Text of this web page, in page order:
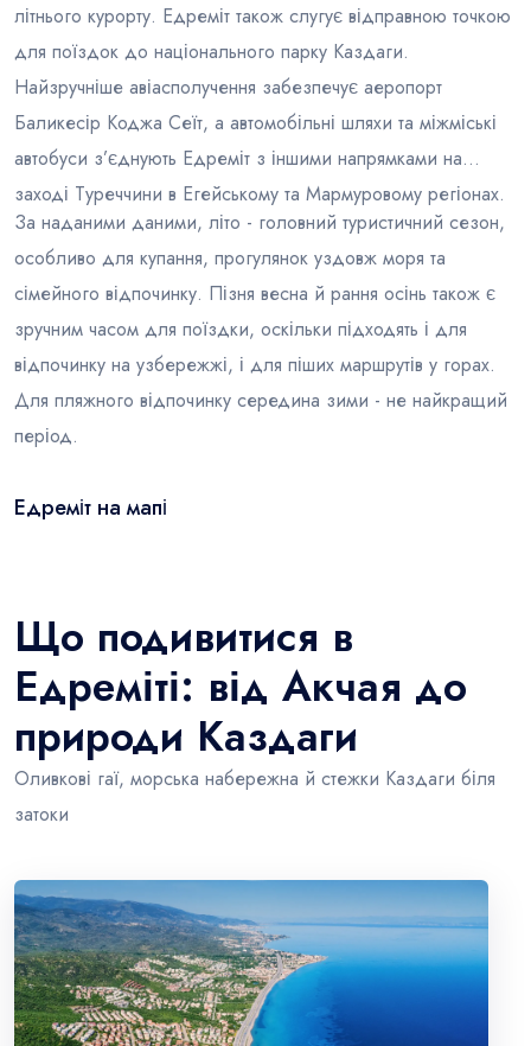
літнього курорту. Едреміт також слугує відправною точкою
для поїздок до національного парку Каздаги.
Найзручніше авіасполучення забезпечує аеропорт
Баликесір Коджа Сеїт, а автомобільні шляхи та міжміські
автобуси з’єднують Едреміт з іншими напрямками на
заході Туреччини в Егейському та Мармуровому регіонах.
За наданими даними, літо - головний туристичний сезон,
особливо для купання, прогулянок уздовж моря та
сімейного відпочинку. Пізня весна й рання осінь також є
зручним часом для поїздки, оскільки підходять і для
відпочинку на узбережжі, і для піших маршрутів у горах.
Для пляжного відпочинку середина зими - не найкращий
період.
Едреміт на мапі
Що подивитися в
Едреміті: від Акчая до
природи Каздаги
Оливкові гаї, морська набережна й стежки Каздаги біля
затоки